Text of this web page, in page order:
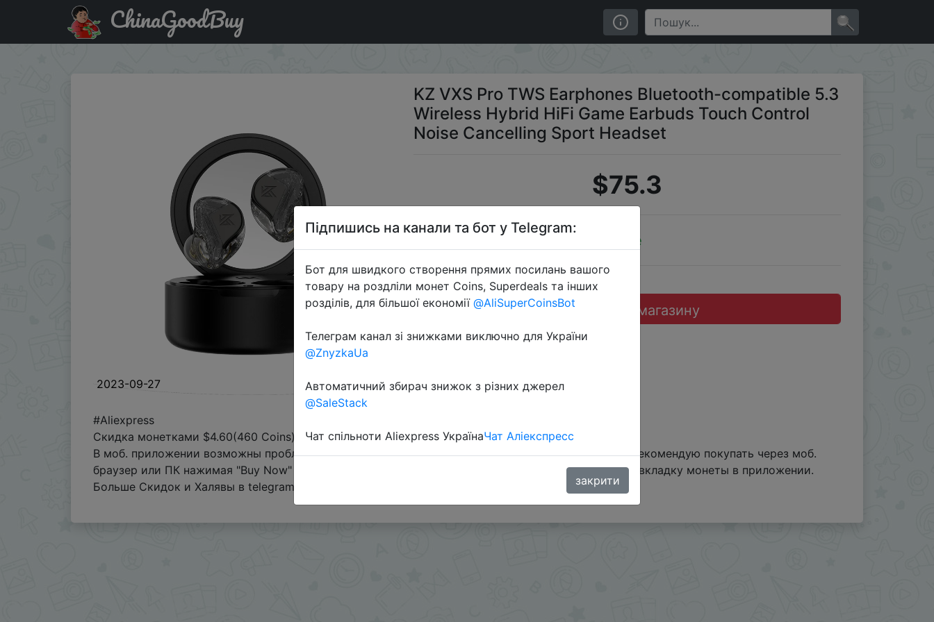
Придбати по акціи KZ VXS Pro TWS Earphones Bluetooth-compatible 5.3 Wireless Hybrid HiFi Game Earbuds Touch Control Noise Cancelling Sport Headset
ChinaGoodBuy
2023-09-27
KZ VXS Pro TWS Earphones Bluetooth-compatible 5.3
Wireless Hybrid HiFi Game Earbuds Touch Control
Noise Cancelling Sport Headset
$75.3
Sale
Перейти до магазину
#Aliexpress
Скидка монетками $4.60(460 Coins)
В моб. приложении возможны проблемы с применением/списанием монет в таком количестве. Рекомендую покупать через моб.
браузер или ПК нажимая "Buy Now" для применения монет как в посте, или искать скидки через вкладку монеты в приложении.
Больше Скидок и Халявы в telegram
Підпишись на канали та бот у Telegram:
Бот для швидкого створення прямих посилань вашого
товару на роздліли монет Coins, Superdeals та інших
розділів, для більшої економії @AliSuperCoinsBot
Телеграм канал зі знижками виключно для України
@ZnyzkaUa
Автоматичний збирач знижок з різних джерел
@SaleStack
Чат спільноти Aliexpress УкраїнаЧат Аліекспресс
закрити